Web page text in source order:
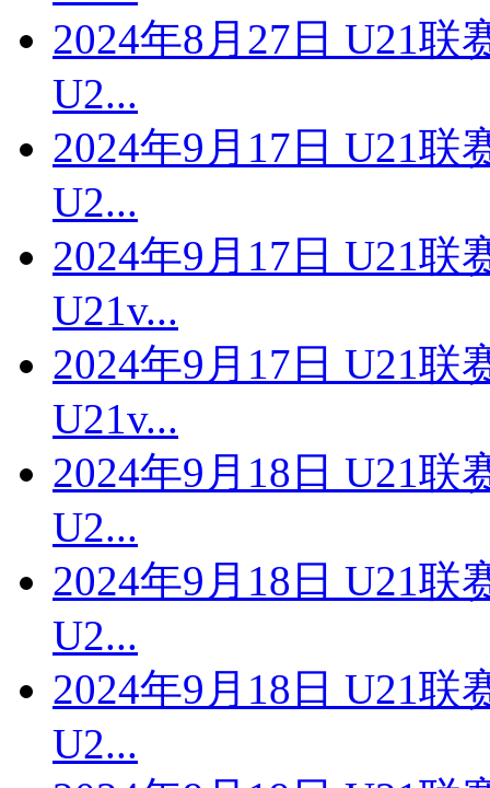
2024年8月27日 U21联
U2...
2024年9月17日 U21联
U2...
2024年9月17日 U21联
U21v...
2024年9月17日 U21联
U21v...
2024年9月18日 U21联
U2...
2024年9月18日 U21联
U2...
2024年9月18日 U21联
U2...